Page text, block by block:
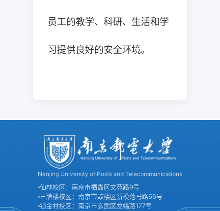
员工的教学、科研、生活和学
习提供良好的安全环境。
Nanjing University of Posts and Telecommunications
仙林校区：南京市栖霞区文苑路9号
三牌楼校区：南京市鼓楼区新模范马路66号
锁金村校区：南京市玄武区龙蟠路177号